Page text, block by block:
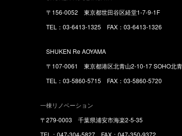
〒156-0052 東京都世田谷区経堂1-7-9-1F
TEL：03-6413-1325 FAX：03-6413-1326
SHUKEN Re AOYAMA
〒107-0061 東京都港区北青山2-10-17 SOHO北
TEL：03-5860-5715 FAX：03-5860-5720
一棟リノベーション
〒279-0003 千葉県浦安市海楽2-5-35